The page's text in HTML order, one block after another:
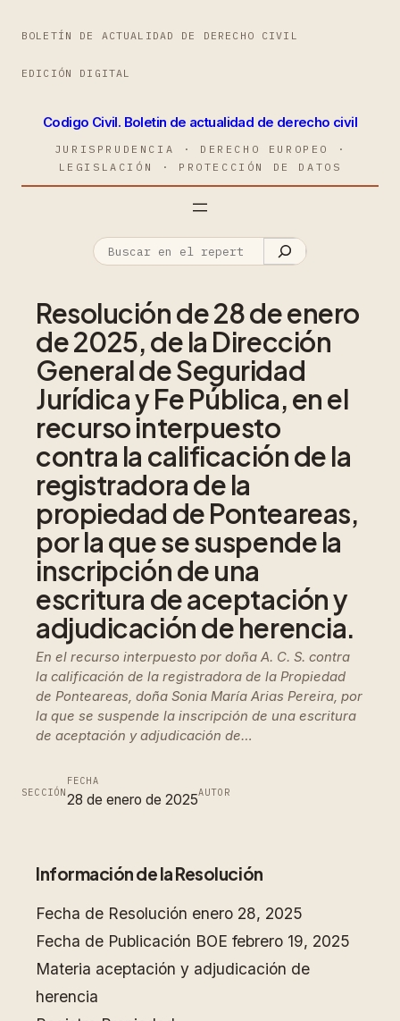
BOLETÍN DE ACTUALIDAD DE DERECHO CIVIL
EDICIÓN DIGITAL
Codigo Civil. Boletin de actualidad de derecho civil
JURISPRUDENCIA · DERECHO EUROPEO ·
LEGISLACIÓN · PROTECCIÓN DE DATOS
Resolución de 28 de enero
de 2025, de la Dirección
General de Seguridad
Jurídica y Fe Pública, en el
recurso interpuesto
contra la calificación de la
registradora de la
propiedad de Ponteareas,
por la que se suspende la
inscripción de una
escritura de aceptación y
adjudicación de herencia.
En el recurso interpuesto por doña A. C. S. contra
la calificación de la registradora de la Propiedad
de Ponteareas, doña Sonia María Arias Pereira, por
la que se suspende la inscripción de una escritura
de aceptación y adjudicación de…
SECCIÓN
FECHA
28 de enero de 2025AUTOR
Información de la Resolución
Fecha de Resolución enero 28, 2025
Fecha de Publicación BOE febrero 19, 2025
Materia aceptación y adjudicación de
herencia